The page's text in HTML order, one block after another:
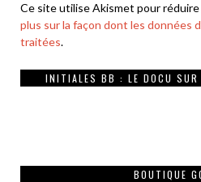
Ce site utilise Akismet pour réduire
plus sur la façon dont les données
traitées.
INITIALES BB : LE DOCU SUR
BOUTIQUE